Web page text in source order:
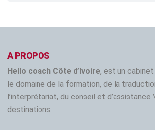
A PROPOS
Hello coach Côte d’Ivoire, est un
le domaine de la formation, de la
l’interprétariat, du conseil et d’assistance
destinations.